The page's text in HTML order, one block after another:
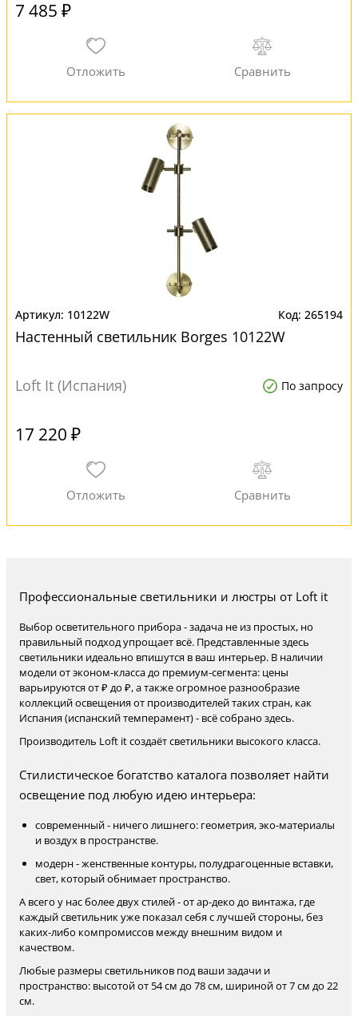
7 485 ₽
10122W 265194
Настенный светильник Borges 10122W
Loft It (Испания) По запросу
17 220 ₽
Профессиональные светильники и люстры от Loft it
Выбор осветительного прибора - задача не из простых, но
правильный подход упрощает всё. Представленные здесь
светильники идеально впишутся в ваш интерьер. В наличии
модели от эконом-класса до премиум-сегмента: цены
варьируются от ₽ до ₽, а также огромное разнообразие
коллекций освещения от производителей таких стран, как
Испания (испанский темперамент) - всё собрано здесь.
Производитель Loft it создаёт светильники высокого класса.
Стилистическое богатство каталога позволяет найти
освещение под любую идею интерьера:
современный - ничего лишнего: геометрия, эко-материалы
и воздух в пространстве.
модерн - женственные контуры, полудрагоценные вставки,
свет, который обнимает пространство.
А всего у нас более двух стилей - от ар-деко до винтажа, где
каждый светильник уже показал себя с лучшей стороны, без
каких-либо компромиссов между внешним видом и
качеством.
Любые размеры светильников под ваши задачи и
пространство: высотой от 54 см до 78 см, шириной от 7 см до 22
см.